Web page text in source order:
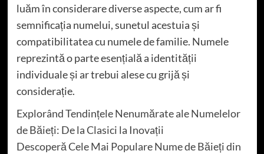
luăm în considerare diverse aspecte, cum ar fi
semnificația numelui, sunetul acestuia și
compatibilitatea cu numele de familie. Numele
reprezintă o parte esențială a identității
individuale și ar trebui alese cu grijă și
considerație.
Explorând Tendințele Nenumărate ale Numelelor
de Băieți: De la Clasici la Inovații
Descoperă Cele Mai Populare Nume de Băieți din